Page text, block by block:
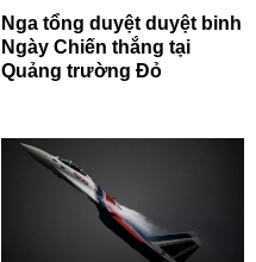
Nga tổng duyệt duyệt binh
Ngày Chiến thắng tại
Quảng trường Đỏ